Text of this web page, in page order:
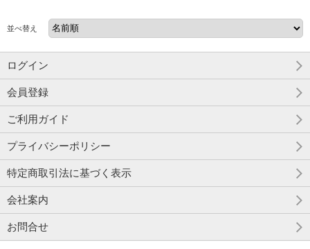
並べ替え
ログイン
会員登録
ご利用ガイド
プライバシーポリシー
特定商取引法に基づく表示
会社案内
お問合せ